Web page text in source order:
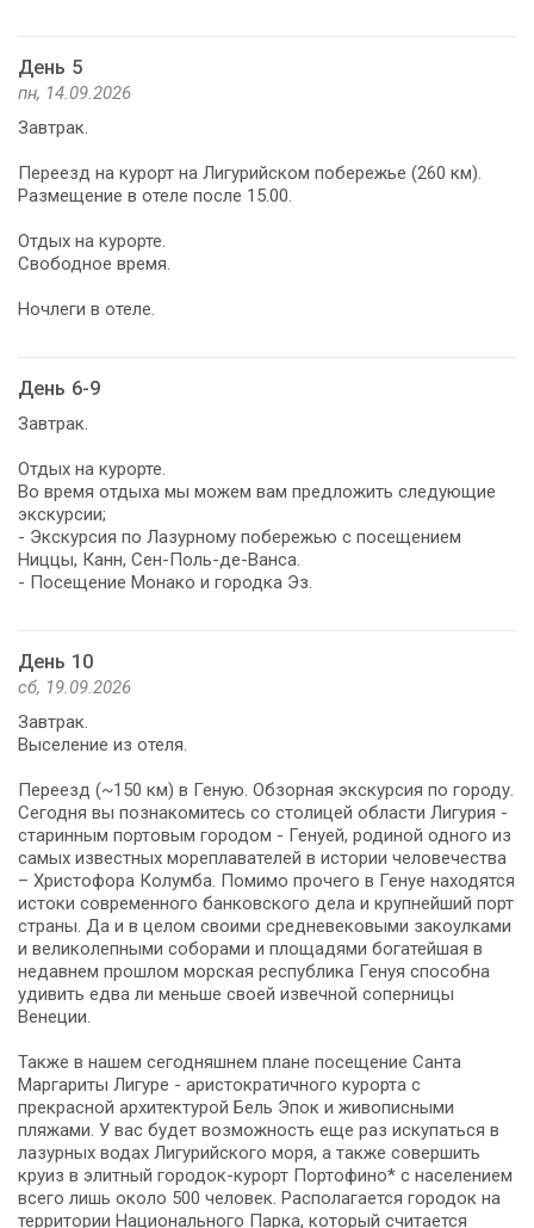
День 5
пн, 14.09.2026
Завтрак.
Переезд на курорт на Лигурийском побережье (260 км).
Размещение в отеле после 15.00.
Отдых на курорте.
Свободное время.
Ночлеги в отеле.
День 6-9
Завтрак.
Отдых на курорте.
Во время отдыха мы можем вам предложить следующие
экскурсии;
- Экскурсия по Лазурному побережью с посещением
Ниццы, Канн, Сен-Поль-де-Ванса.
- Посещение Монако и городка Эз.
День 10
сб, 19.09.2026
Завтрак.
Выселение из отеля.
Переезд (~150 км) в Геную. Обзорная экскурсия по городу.
Сегодня вы познакомитесь со столицей области Лигурия -
старинным портовым городом - Генуей, родиной одного из
самых известных мореплавателей в истории человечества
– Христофора Колумба. Помимо прочего в Генуе находятся
истоки современного банковского дела и крупнейший порт
страны. Да и в целом своими средневековыми закоулками
и великолепными соборами и площадями богатейшая в
недавнем прошлом морская республика Генуя способна
удивить едва ли меньше своей извечной соперницы
Венеции.
Также в нашем сегодняшнем плане посещение Санта
Маргариты Лигуре - аристократичного курорта с
прекрасной архитектурой Бель Эпок и живописными
пляжами. У вас будет возможность еще раз искупаться в
лазурных водах Лигурийского моря, а также совершить
круиз в элитный городок-курорт Портофино* c населением
всего лишь около 500 человек. Располагается городок на
территории Национального Парка, который считается